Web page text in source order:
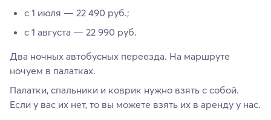
с 1 июля — 22 490 руб.;
с 1 августа — 22 990 руб.
Два ночных автобусных переезда. На маршруте
ночуем в палатках.
Палатки, спальники и коврик нужно взять с собой.
Если у вас их нет, то вы можете взять их в аренду у нас.